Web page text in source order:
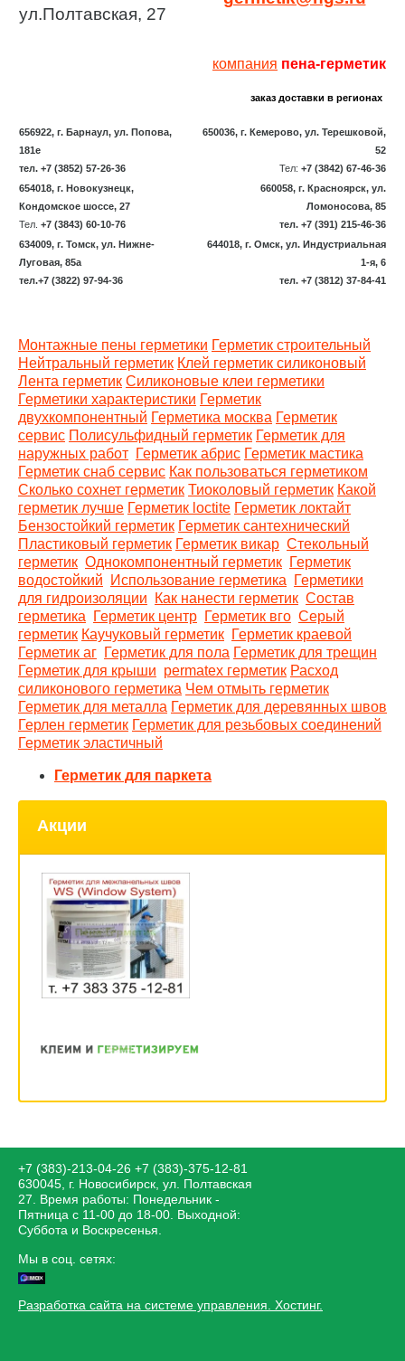
ул.Полтавская, 27
компания пена-герметик
заказ доставки в регионах
656922, г. Барнаул, ул. Попова,
181е
тел. +7 (3852) 57-26-36
650036, г. Кемерово, ул. Терешковой,
52
Тел: +7 (3842) 67-46-36
654018, г. Новокузнецк,
Кондомское шоссе, 27
Тел. +7 (3843) 60-10-76
660058, г. Красноярск, ул.
Ломоносова, 85
тел. +7 (391) 215-46-36
634009, г. Томск, ул. Нижне-
Луговая, 85а
тел.+7 (3822) 97-94-36
644018, г. Омск, ул. Индустриальная
1-я, 6
тел. +7 (3812) 37-84-41
Монтажные пены герметики Герметик строительный
Нейтральный герметик Клей герметик силиконовый
Лента герметик Силиконовые клеи герметики
Герметики характеристики Герметик
двухкомпонентный Герметика москва Герметик
сервис Полисульфидный герметик Герметик для
наружных работ Герметик абрис Герметик мастика
Герметик снаб сервис Как пользоваться герметиком
Сколько сохнет герметик Тиоколовый герметик Какой
герметик лучше Герметик loctite Герметик локтайт
Бензостойкий герметик Герметик сантехнический
Пластиковый герметик Герметик викар Стекольный
герметик Однокомпонентный герметик Герметик
водостойкий
Использование герметика
Герметики
для гидроизоляции
Как нанести герметик Состав
герметика
Герметик центр Герметик вго Серый
герметик Каучуковый герметик Герметик краевой
Герметик аг Герметик для пола Герметик для трещин
Герметик для крыши permatex герметик Расход
силиконового герметика Чем отмыть герметик
Герметик для металла Герметик для деревянных швов
Герлен герметик Герметик для резьбовых соединений
Герметик эластичный
Герметик для паркета
Акции
+7 (383)-213-04-26 +7 (383)-375-12-81
630045, г. Новосибирск, ул. Полтавская
27. Время работы: Понедельник -
Пятница с 11-00 до 18-00. Выходной:
Суббота и Воскресенья.
Мы в соц. сетях:
Разработка сайта на системе управления. Хостинг.